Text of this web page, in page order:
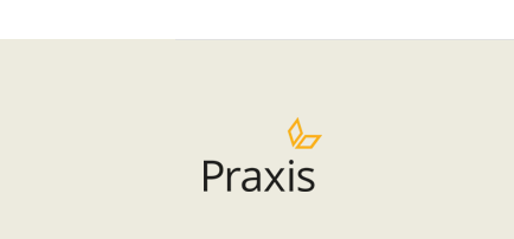
Opgaver og aflevering
Bedømmelse og